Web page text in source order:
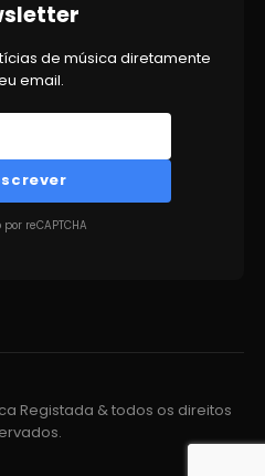
de música diretamente
email.
reCAPTCHA
Registada & todos os direitos